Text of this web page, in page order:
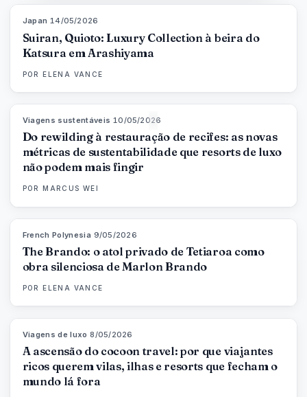
Japan ·14/05/2026
Suiran, Quioto: Luxury Collection à beira do
Katsura em Arashiyama
POR ELENA VANCE
MAGAZINE
Viagens sustentáveis ·10/05/2026
Do rewilding à restauração de recifes: as novas
métricas de sustentabilidade que resorts de luxo
não podem mais fingir
POR MARCUS WEI
French Polynesia 9/05/2026
The Brando: o atol privado de Tetiaroa como
obra silenciosa de Marlon Brando
POR ELENA VANCE
Viagens de luxo ·8/05/2026
A ascensão do cocoon travel: por que viajantes
ricos querem vilas, ilhas e resorts que fecham o
mundo lá fora